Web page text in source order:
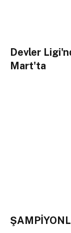
Devler
Mart'ta